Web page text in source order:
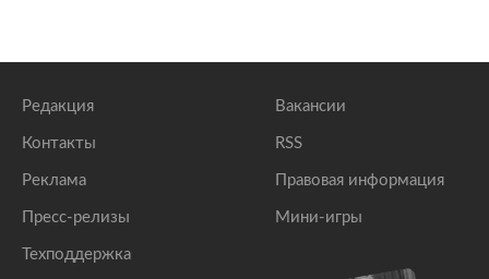
Редакция
Контакты
Реклама
Пресс-релизы
Техподдержка
Вакансии
RSS
Правовая информация
Мини-игры